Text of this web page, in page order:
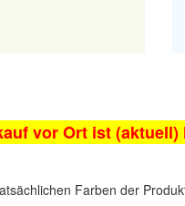
vor Ort ist
Farben der